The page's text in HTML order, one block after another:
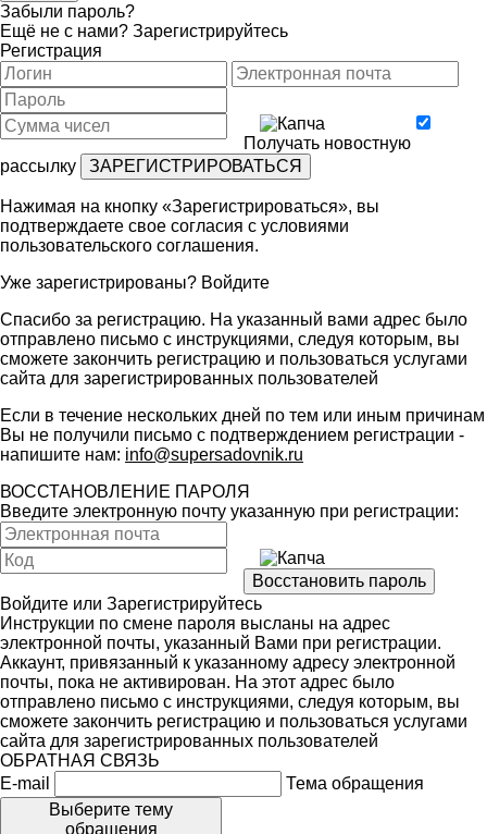
Забыли пароль?
Ещё не с нами? Зарегистрируйтесь
Регистрация
Получать новостную
рассылку
Нажимая на кнопку «Зарегистрироваться», вы
подтверждаете свое согласия с условиями
пользовательского соглашения.
Уже зарегистрированы? Войдите
Спасибо за регистрацию. На указанный вами адрес было
отправлено письмо с инструкциями, следуя которым, вы
сможете закончить регистрацию и пользоваться услугами
сайта для зарегистрированных пользователей
Если в течение нескольких дней по тем или иным причинам
Вы не получили письмо с подтверждением регистрации -
напишите нам: info@supersadovnik.ru
ВОССТАНОВЛЕНИЕ ПАРОЛЯ
Введите электронную почту указанную при регистрации:
Войдите или Зарегистрируйтесь
Инструкции по смене пароля высланы на адрес
электронной почты, указанный Вами при регистрации.
Аккаунт, привязанный к указанному адресу электронной
почты, пока не активирован. На этот адрес было
отправлено письмо с инструкциями, следуя которым, вы
сможете закончить регистрацию и пользоваться услугами
сайта для зарегистрированных пользователей
ОБРАТНАЯ СВЯЗЬ
E-mail
Тема обращения
Выберите тему
обращения